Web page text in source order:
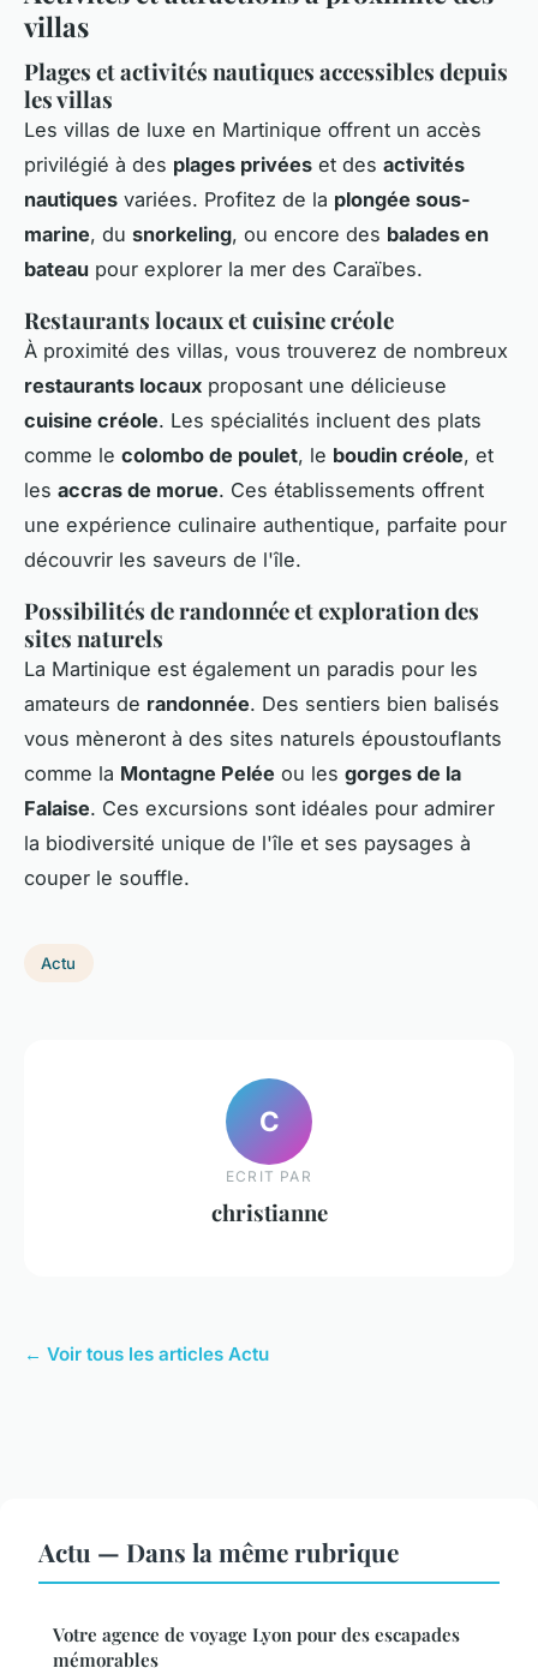
villas
Plages et activités nautiques accessibles depuis
les villas
Les villas de luxe en Martinique offrent un accès
privilégié à des plages privées et des activités
nautiques variées. Profitez de la plongée sous-
marine, du snorkeling, ou encore des balades en
bateau pour explorer la mer des Caraïbes.
Restaurants locaux et cuisine créole
À proximité des villas, vous trouverez de nombreux
restaurants locaux proposant une délicieuse
cuisine créole. Les spécialités incluent des plats
comme le colombo de poulet, le boudin créole, et
les accras de morue. Ces établissements offrent
une expérience culinaire authentique, parfaite pour
découvrir les saveurs de l'île.
Possibilités de randonnée et exploration des
sites naturels
La Martinique est également un paradis pour les
amateurs de randonnée. Des sentiers bien balisés
vous mèneront à des sites naturels époustouflants
comme la Montagne Pelée ou les gorges de la
Falaise. Ces excursions sont idéales pour admirer
la biodiversité unique de l'île et ses paysages à
couper le souffle.
Actu
C
ECRIT PAR
christianne
← Voir tous les articles Actu
Actu — Dans la même rubrique
Votre agence de voyage Lyon pour des escapades
mémorables